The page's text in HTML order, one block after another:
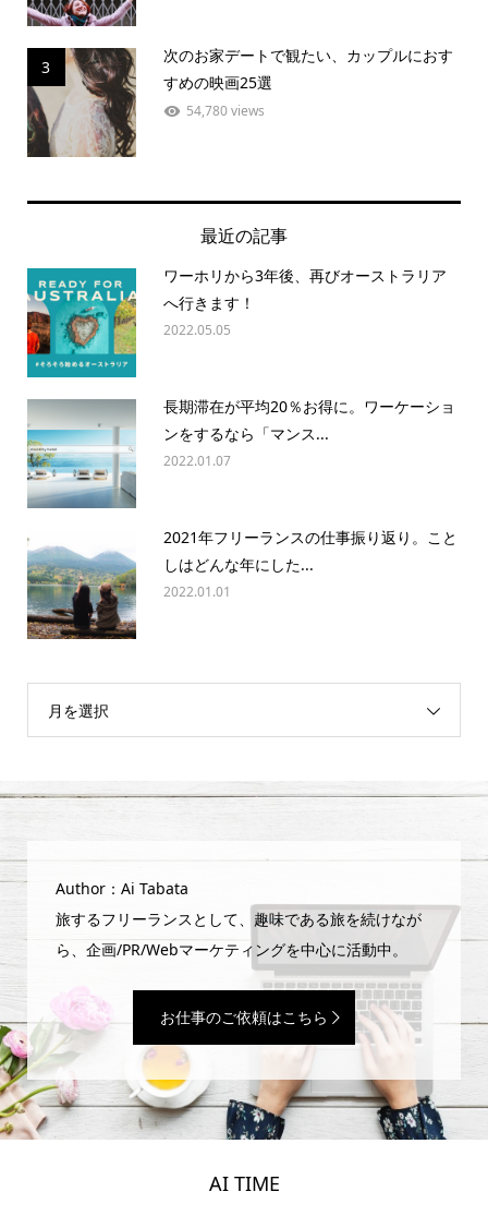
3
次のお家デートで観たい、カップルにおす
すめの映画25選
54,780 views
最近の記事
ワーホリから3年後、再びオーストラリア
へ行きます！
2022.05.05
長期滞在が平均20％お得に。ワーケーショ
ンをするなら「マンス...
2022.01.07
2021年フリーランスの仕事振り返り。こと
しはどんな年にした...
2022.01.01
月を選択
Author：Ai Tabata
旅するフリーランスとして、趣味である旅を続けなが
ら、企画/PR/Webマーケティングを中心に活動中。
お仕事のご依頼はこちら
AI TIME